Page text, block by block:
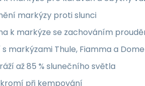
markýzy proti slunci
k markýze se zachováním
markýzami Thule, Fiamma a
až 85 % slunečního světla
při kempování